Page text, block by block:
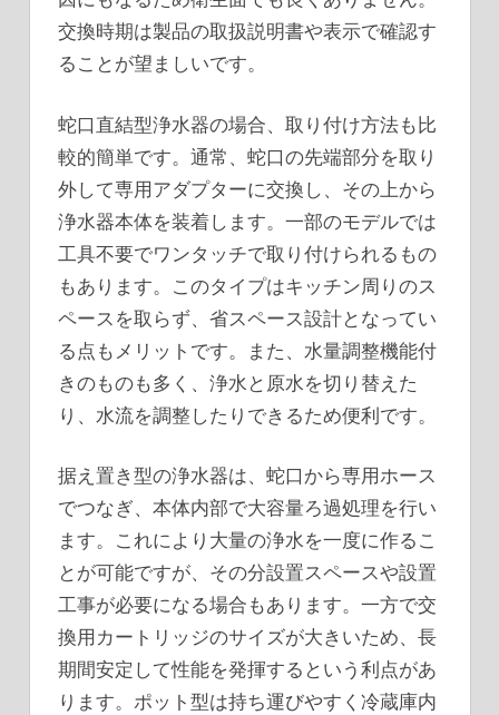
交換時期は製品の取扱説明書や表示で確認す
ることが望ましいです。
蛇口直結型浄水器の場合、取り付け方法も比
較的簡単です。通常、蛇口の先端部分を取り
外して専用アダプターに交換し、その上から
浄水器本体を装着します。一部のモデルでは
工具不要でワンタッチで取り付けられるもの
もあります。このタイプはキッチン周りのス
ペースを取らず、省スペース設計となってい
る点もメリットです。また、水量調整機能付
きのものも多く、浄水と原水を切り替えた
り、水流を調整したりできるため便利です。
据え置き型の浄水器は、蛇口から専用ホース
でつなぎ、本体内部で大容量ろ過処理を行い
ます。これにより大量の浄水を一度に作るこ
とが可能ですが、その分設置スペースや設置
工事が必要になる場合もあります。一方で交
換用カートリッジのサイズが大きいため、長
期間安定して性能を発揮するという利点があ
ります。ポット型は持ち運びやすく冷蔵庫内